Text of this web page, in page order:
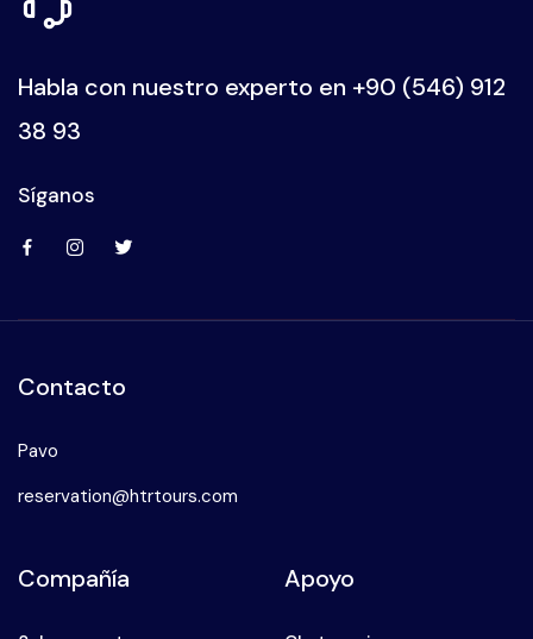
Habla con nuestro experto en +90 (546) 912
38 93
Síganos
Contacto
Pavo
reservation@htrtours.com
Compañía Apoyo